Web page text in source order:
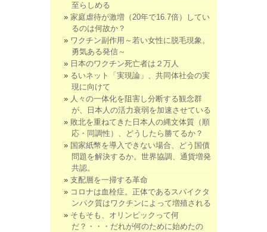
至らしめる
家庭虐待が激増（20年で16.7倍）してい
るのは何故か？
ワクチン副作用～若い女性に脱毛現象。
勇気ある発信～
日本のワクチン死亡者は２万人
るいネット「実現論」、共同体社会の実
現に向けて
人々の一体化を阻害し分断する観念群
が、日本人の活力衰弱を加速させている
敗北を重ねてきた日本人の縄文体質（順
応・同調性）、どうしたら勝てるか？
国家紙幣を導入できない場合、どう国債
問題を解決するか。世界協調、通貨増発
共認。
支配層を一掃する革命
コロナは血栓症。正体であるスパイクタ
ンパク質はワクチンによって増殖される
そもそも、オリンピックって何
だ？・・・だれが何のために始めたの